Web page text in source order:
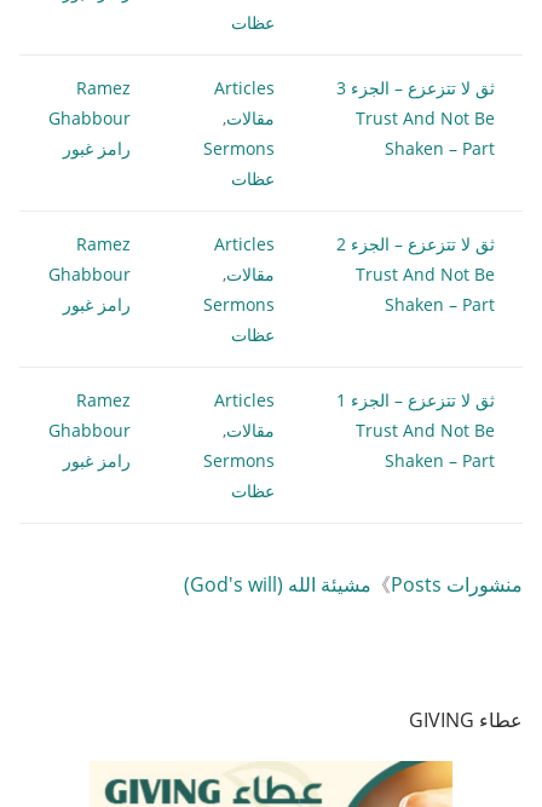
عظات
ثق لا تتزعزع – الجزء 3
Trust And Not Be
Shaken – Part
Articles
مقالات,
Sermons
عظات
Ramez
Ghabbour
رامز غبور
ثق لا تتزعزع – الجزء 2
Trust And Not Be
Shaken – Part
Articles
مقالات,
Sermons
عظات
Ramez
Ghabbour
رامز غبور
ثق لا تتزعزع – الجزء 1
Trust And Not Be
Shaken – Part
Articles
مقالات,
Sermons
عظات
Ramez
Ghabbour
رامز غبور
منشورات Posts 》 مشيئة الله (God's will)
عطاء GIVING